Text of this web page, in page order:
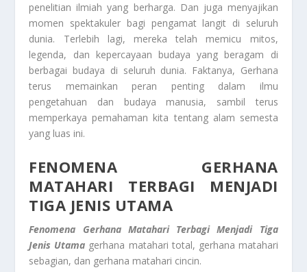
penelitian ilmiah yang berharga. Dan juga menyajikan
momen spektakuler bagi pengamat langit di seluruh
dunia. Terlebih lagi, mereka telah memicu mitos,
legenda, dan kepercayaan budaya yang beragam di
berbagai budaya di seluruh dunia. Faktanya, Gerhana
terus memainkan peran penting dalam ilmu
pengetahuan dan budaya manusia, sambil terus
memperkaya pemahaman kita tentang alam semesta
yang luas ini.
FENOMENA GERHANA
MATAHARI TERBAGI MENJADI
TIGA JENIS UTAMA
Fenomena Gerhana Matahari Terbagi Menjadi Tiga
Jenis Utama gerhana matahari total, gerhana matahari
sebagian, dan gerhana matahari cincin.